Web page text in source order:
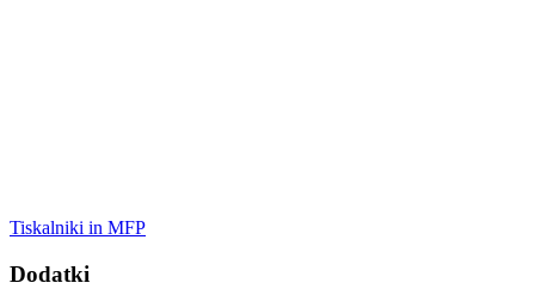
Tiskalniki in MFP
Dodatki